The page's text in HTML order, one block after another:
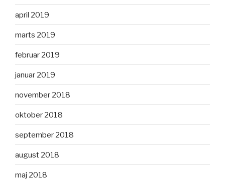
april 2019
marts 2019
februar 2019
januar 2019
november 2018
oktober 2018
september 2018
august 2018
maj 2018